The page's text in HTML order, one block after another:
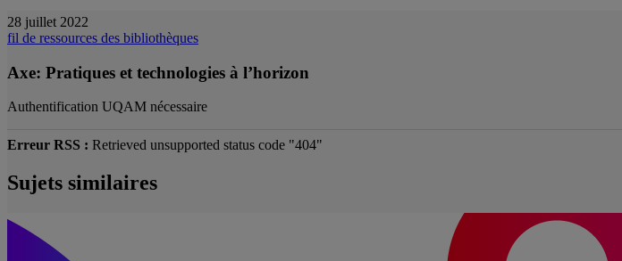
28 juillet 2022
fil de ressources des bibliothèques
Axe: Pratiques et technologies à l’horizon
Authentification UQAM nécessaire
Erreur RSS : Retrieved unsupported status code "404"
Sujets similaires